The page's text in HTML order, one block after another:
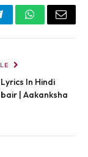
WhatsApp
Email
In Hindi
| Aakanksha